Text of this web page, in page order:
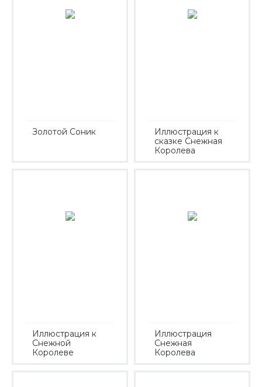
Золотой Соник
Иллюстрация к
сказке Снежная
Королева
Иллюстрация к
Снежной
Королеве
Иллюстрация
Снежная
Королева